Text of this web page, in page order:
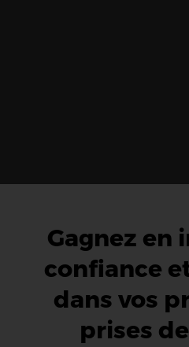
Gagnez en
confiance
dans vos
prises